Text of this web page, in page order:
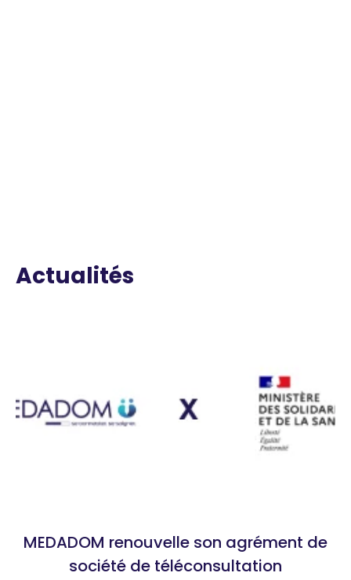
Actualités
MEDADOM renouvelle son agrément de
société de téléconsultation